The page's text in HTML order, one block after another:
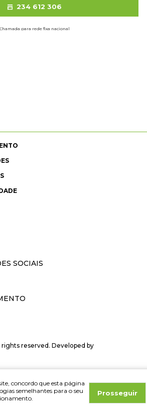
concordo que esta página
semelhantes para o seu
Prosseguir
SOCIAIS
234 612 306
Chamada para rede fixa nacional
reserved. Developed by